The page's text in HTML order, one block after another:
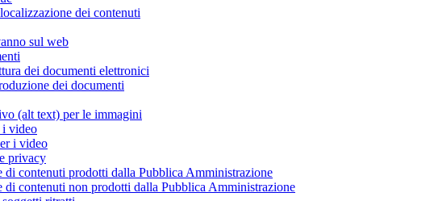
dei contenuti
sul web
dei documenti elettronici
dei documenti
(alt text) per le immagini
i video
i video
privacy
di contenuti prodotti dalla Pubblica Amministrazione
di contenuti non prodotti dalla Pubblica Amministrazione